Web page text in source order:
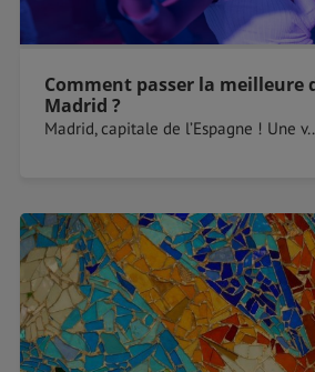
Comment passer la meilleure
Madrid ?
Madrid, capitale de l’Espagne ! Une